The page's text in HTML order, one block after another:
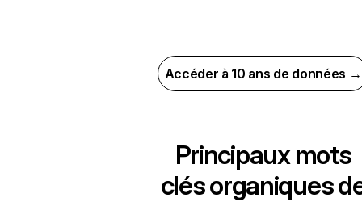
Accéder à 10 ans de données →
Principaux mots
clés organiques